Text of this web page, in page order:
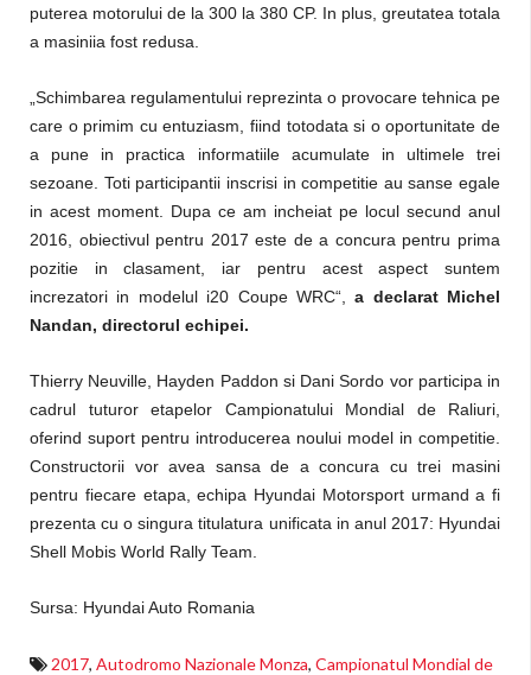
puterea motorului de la 300 la 380 CP. In plus, greutatea totala
a masiniia fost redusa.
„Schimbarea regulamentului reprezinta o provocare tehnica pe
care o primim cu entuziasm, fiind totodata si o oportunitate de
a pune in practica informatiile acumulate in ultimele trei
sezoane. Toti participantii inscrisi in competitie au sanse egale
in acest moment. Dupa ce am incheiat pe locul secund anul
2016, obiectivul pentru 2017 este de a concura pentru prima
pozitie in clasament, iar pentru acest aspect suntem
increzatori in modelul i20 Coupe WRC“,a declarat Michel
Nandan, directorul echipei.
Thierry Neuville, Hayden Paddon si Dani Sordo vor participa in
cadrul tuturor etapelor Campionatului Mondial de Raliuri,
oferind suport pentru introducerea noului model in competitie.
Constructorii vor avea sansa de a concura cu trei masini
pentru fiecare etapa, echipa Hyundai Motorsport urmand a fi
prezenta cu o singura titulatura unificata in anul 2017: Hyundai
Shell Mobis World Rally Team.
Sursa: Hyundai Auto Romania
2017, Autodromo Nazionale Monza, Campionatul Mondial de